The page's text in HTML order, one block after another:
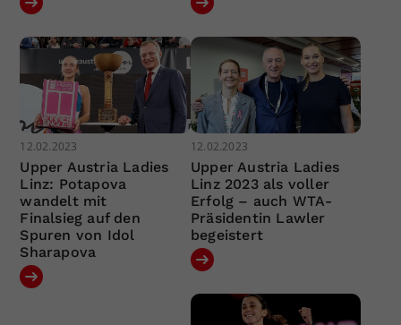
12.02.2023
Upper Austria Ladies
Linz: Potapova
wandelt mit
Finalsieg auf den
Spuren von Idol
Sharapova
12.02.2023
Upper Austria Ladies
Linz 2023 als voller
Erfolg – auch WTA-
Präsidentin Lawler
begeistert